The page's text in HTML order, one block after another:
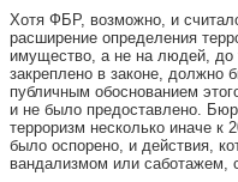
Хотя ФБР, возможно, и
расширение определения
имущество, а не на людей, до
закреплено в законе, должно
публичным обоснованием
и не было предоставлено.
терроризм несколько иначе к
было оспорено, и действия,
вандализмом или саботажем,